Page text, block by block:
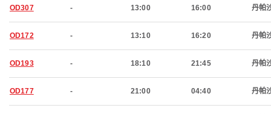
OD307 - 13:00 16:00 丹帕
OD172 - 13:10 16:20 丹帕
OD193 - 18:10 21:45 丹帕
OD177 - 21:00 04:40 丹帕